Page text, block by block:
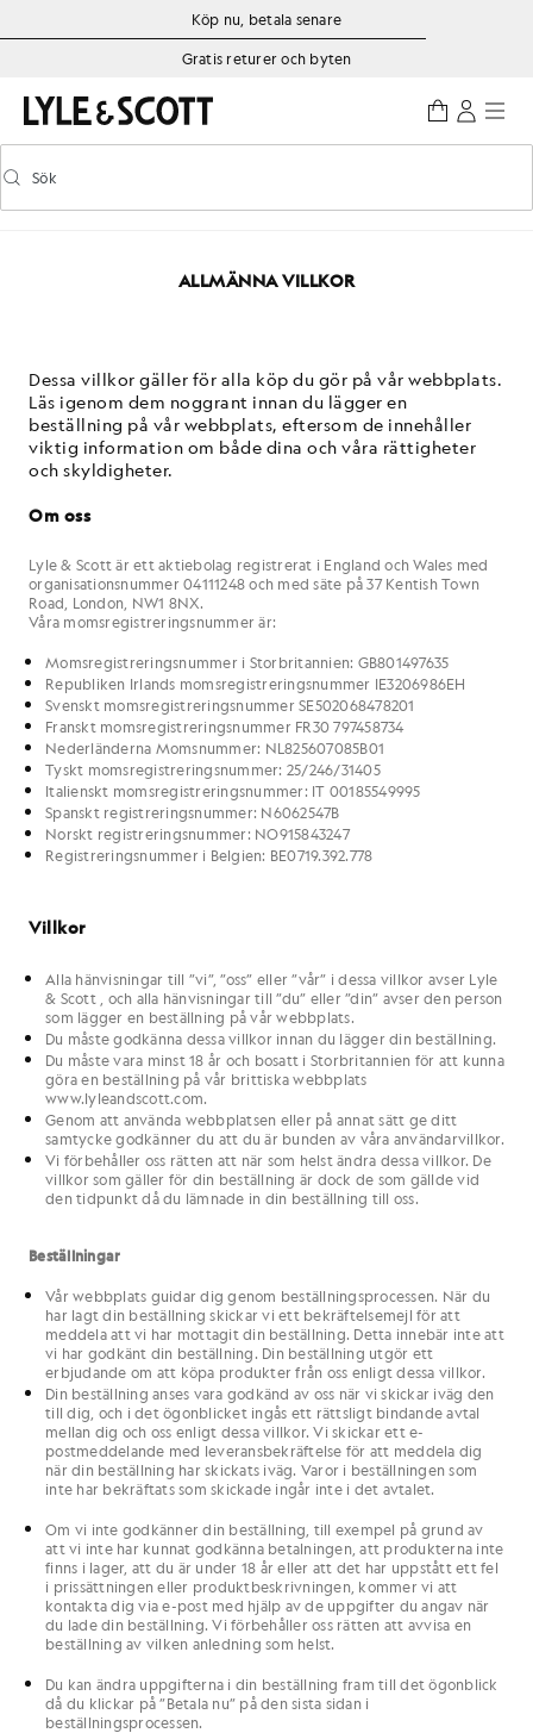
Gå direkt till huvudinnehållet
Information om tillgänglighetKöp nu, betala senare
Gratis returer och byten
Aktivera/inaktivera prediktiv sökning
Sök
ALLMÄNNA VILLKOR
Dessa villkor gäller för alla köp du gör på vår webbplats.
Läs igenom dem noggrant innan du lägger en
beställning på vår webbplats, eftersom de innehåller
viktig information om både dina och våra rättigheter
och skyldigheter.
Om oss
Lyle & Scott är ett aktiebolag registrerat i England och Wales med
organisationsnummer 04111248 och med säte på 37 Kentish Town
Road, London, NW1 8NX.
Våra momsregistreringsnummer är:
Momsregistreringsnummer i Storbritannien: GB801497635
Republiken Irlands momsregistreringsnummer IE3206986EH
Svenskt momsregistreringsnummer SE502068478201
Franskt momsregistreringsnummer FR30 797458734
Nederländerna Momsnummer: NL825607085B01
Tyskt momsregistreringsnummer: 25/246/31405
Italienskt momsregistreringsnummer: IT 00185549995
Spanskt registreringsnummer: N6062547B
Norskt registreringsnummer: NO915843247
Registreringsnummer i Belgien: BE0719.392.778
Villkor
Alla hänvisningar till ”vi”, ”oss” eller ”vår” i dessa villkor avser Lyle
& Scott , och alla hänvisningar till ”du” eller ”din” avser den person
som lägger en beställning på vår webbplats.
Du måste godkänna dessa villkor innan du lägger din beställning.
Du måste vara minst 18 år och bosatt i Storbritannien för att kunna
göra en beställning på vår brittiska webbplats
www.lyleandscott.com.
Genom att använda webbplatsen eller på annat sätt ge ditt
samtycke godkänner du att du är bunden av våra användarvillkor.
Vi förbehåller oss rätten att när som helst ändra dessa villkor. De
villkor som gäller för din beställning är dock de som gällde vid
den tidpunkt då du lämnade in din beställning till oss.
Beställningar
Vår webbplats guidar dig genom beställningsprocessen. När du
har lagt din beställning skickar vi ett bekräftelsemejl för att
meddela att vi har mottagit din beställning. Detta innebär inte att
vi har godkänt din beställning. Din beställning utgör ett
erbjudande om att köpa produkter från oss enligt dessa villkor.
Din beställning anses vara godkänd av oss när vi skickar iväg den
till dig, och i det ögonblicket ingås ett rättsligt bindande avtal
mellan dig och oss enligt dessa villkor. Vi skickar ett e-
postmeddelande med leveransbekräftelse för att meddela dig
när din beställning har skickats iväg. Varor i beställningen som
inte har bekräftats som skickade ingår inte i det avtalet.
Om vi inte godkänner din beställning, till exempel på grund av
att vi inte har kunnat godkänna betalningen, att produkterna inte
finns i lager, att du är under 18 år eller att det har uppstått ett fel
i prissättningen eller produktbeskrivningen, kommer vi att
kontakta dig via e-post med hjälp av de uppgifter du angav när
du lade din beställning. Vi förbehåller oss rätten att avvisa en
beställning av vilken anledning som helst.
Du kan ändra uppgifterna i din beställning fram till det ögonblick
då du klickar på ”Betala nu” på den sista sidan i
beställningsprocessen.